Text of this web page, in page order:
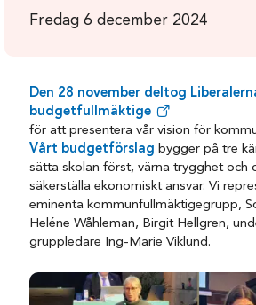
Fredag 6 december 2024
Den 28 november deltog
budgetfullmäktige
för att presentera vår vision för
Vårt budgetförslag bygger på tre
sätta skolan först, värna trygghet och
säkerställa ekonomiskt ansvar. Vi
eminenta kommunfullmäktigegrupp,
Heléne Wåhleman, Birgit Hellgren,
gruppledare Ing-Marie Viklund.